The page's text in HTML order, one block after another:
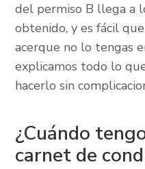
del permiso B llega a
obtenido, y es fácil
acerque no lo tengas
explicamos todo lo
hacerlo sin
¿Cuándo
carnet de